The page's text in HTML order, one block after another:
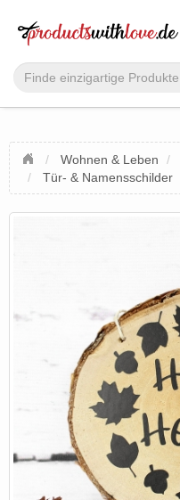
Wohnen & Leben
Tür- & Namensschilder